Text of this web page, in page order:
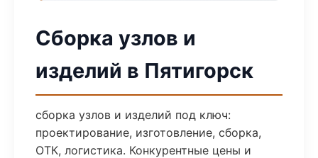
Сборка узлов и
изделий в Пятигорск
сборка узлов и изделий под ключ:
проектирование, изготовление, сборка,
ОТК, логистика. Конкурентные цены и